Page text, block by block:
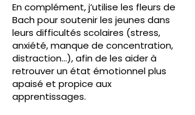
En complément, j’utilise les fleurs de
Bach pour soutenir les jeunes dans
leurs difficultés scolaires (stress,
anxiété, manque de concentration,
distraction…), afin de les aider à
retrouver un état émotionnel plus
apaisé et propice aux
apprentissages.